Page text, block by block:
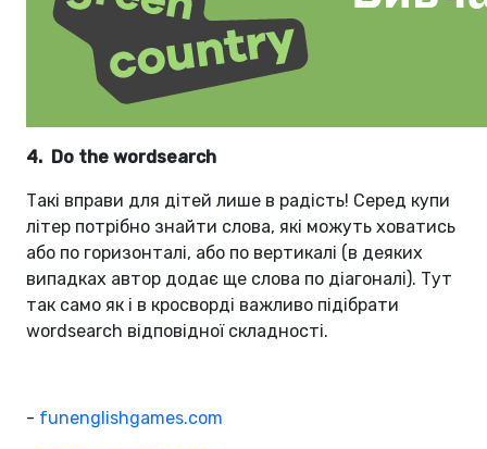
4. Do the wordsearch
Такі вправи для дітей лише в радість! Серед купи
літер потрібно знайти слова, які можуть ховатись
або по горизонталі, або по вертикалі (в деяких
випадках автор додає ще слова по діагоналі). Тут
так само як і в кросворді важливо підібрати
wordsearch відповідної складності.
- funenglishgames.com